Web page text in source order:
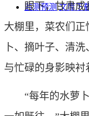
监测预测 文库下
眼下，甘肃成
大棚里，菜农们
卜、摘叶子、清
与忙碌的身影映衬
“每年的水萝卜